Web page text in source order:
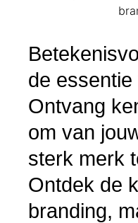
de
Ontvang
om van
sterk merk
Ontdek de
branding,